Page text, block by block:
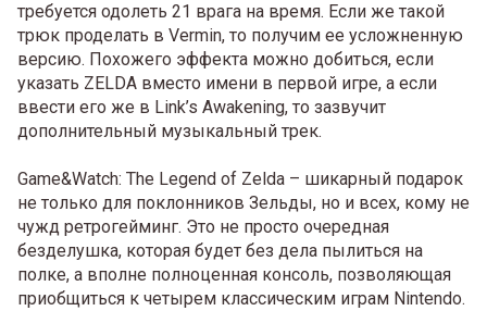
требуется одолеть 21 врага на время. Если же такой
трюк проделать в Vermin, то получим ее усложненную
версию. Похожего эффекта можно добиться, если
указать ZELDA вместо имени в первой игре, а если
ввести его же в Link’s Awakening, то зазвучит
дополнительный музыкальный трек.
Game&Watch: The Legend of Zelda – шикарный подарок
не только для поклонников Зельды, но и всех, кому не
чужд ретрогейминг. Это не просто очередная
безделушка, которая будет без дела пылиться на
полке, а вполне полноценная консоль, позволяющая
приобщиться к четырем классическим играм Nintendo.